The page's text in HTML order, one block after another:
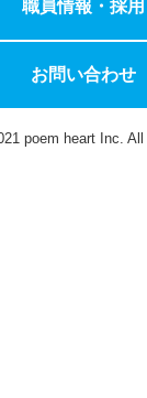
職員情報・採用
お問い合わせ
poem heart Inc.